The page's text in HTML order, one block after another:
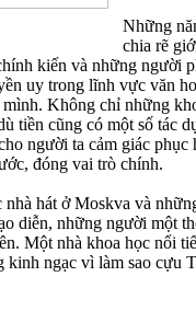
Những
chia rẽ
kiến và những người
uy trong lĩnh vực văn
Không chỉ những
tiền cũng có một số tác
người ta cảm giác
đóng vai trò chính.
hát ở Moskva và
diễn, những người một
Một nhà khoa học nổi
kinh ngạc vì làm sao cựu